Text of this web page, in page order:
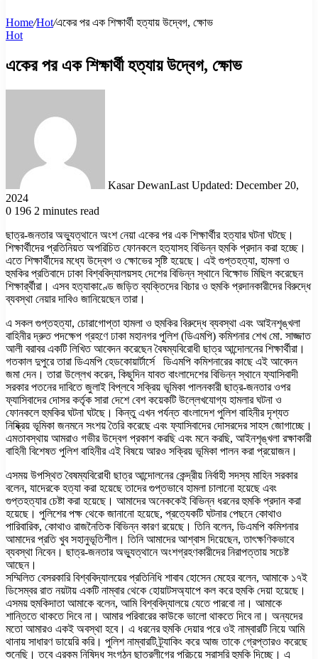
Home/Hot/একের পর এক শিক্ষার্থী হত্যায় উদ্বেগ, ক্ষোভ
Hot
একের পর এক শিক্ষার্থী হত্যায় উদ্বেগ, ক্ষোভ
Kasar DewanLast Updated: December 20,
2024
0 196 2 minutes read
ছাত্র-জনতার অভ্যুত্থানে অংশ নেয়া একের পর এক শিক্ষার্থীর হত্যার ঘটনা ঘটছে।
শিক্ষার্থীদের প্রতিনিয়ত অপরিচিত ফোনকলে হত্যাসহ বিভিন্ন হুমকি প্রদান করা হচ্ছে।
এতে শিক্ষার্থীদের মধ্যে উদ্বেগ ও ক্ষোভের সৃষ্টি হয়েছে। এই গুপ্তহত্যা, হামলা ও
হুমকির প্রতিবাদে ঢাকা বিশ্ববিদ্যালয়সহ দেশের বিভিন্ন স্থানে বিক্ষোভ মিছিল করেছেন
শিক্ষার্র্থীরা। এসব হত্যাকাণ্ডে জড়িত ব্যক্তিদের বিচার ও হুমকি প্রদানকারীদের বিরুদ্ধে
ব্যবস্থা নেয়ার দাবিও জানিয়েছেন তারা।
এ সকল গুপ্তহত্যা, চোরাগোপ্তা হামলা ও হুমকির বিরুদ্ধে ব্যবস্থা এবং আইনশৃঙ্খলা
বাহিনীর দ্রুত পদক্ষেপ গ্রহণে ঢাকা মহানগর পুলিশ (ডিএমপি) কমিশনার শেখ মো. সাজ্জাত
আলী বরাবর একটি লিখিত আবেদন করেছেন বৈষম্যবিরোধী ছাত্র আন্দোলনের শিক্ষার্থীরা।
গতকাল দুপুরে তারা ডিএমপি হেডকোয়ার্টার্সে ডিএমপি কমিশনারের কাছে এই আবেদন
জমা দেন। তারা উল্লেখ করেন, কিছুদিন যাবত বাংলাদেশের বিভিন্ন স্থানে ফ্যাসিবাদী
সরকার পতনের দাবিতে জুলাই বিপ্লবে সক্রিয় ভূমিকা পালনকারী ছাত্র-জনতার ওপর
ফ্যাসিবাদের দোসর কর্তৃক সারা দেশে বেশ কয়েকটি উল্লেখযোগ্য হামলার ঘটনা ও
ফোনকলে হুমকির ঘটনা ঘটছে। কিন্তু এখন পর্যন্ত বাংলাদেশ পুলিশ বাহিনীর দৃশ্যত
নিষ্ক্রিয় ভূমিকা জনমনে সংশয় তৈরি করেছে এবং ফ্যাসিবাদের দোসরদের সাহস জোগাচ্ছে।
এমতাবস্থায় আমরাও গভীর উদ্বেগ প্রকাশ করছি এবং মনে করছি, আইনশৃঙ্খলা রক্ষাকারী
বাহিনী বিশেষত পুলিশ বাহিনীর এই বিষয়ে আরও সক্রিয় ভূমিকা পালন করা প্রয়োজন।
এসময় উপস্থিত বৈষম্যবিরোধী ছাত্র আন্দোলনের কেন্দ্রীয় নির্বাহী সদস্য মাহিন সরকার
বলেন, যাদেরকে হত্যা করা হয়েছে তাদের গুপ্তভাবে হামলা চালানো হয়েছে এবং
গুপ্তহত্যার চেষ্টা করা হয়েছে। আমাদের অনেককেই বিভিন্ন ধরনের হুমকি প্রদান করা
হয়েছে। পুলিশের পক্ষ থেকে জানানো হয়েছে, প্রত্যেকটি ঘটনার পেছনে কোথাও
পারিবারিক, কোথাও রাজনৈতিক বিভিন্ন কারণ রয়েছে। তিনি বলেন, ডিএমপি কমিশনার
আমাদের প্রতি খুব সহানুভূতিশীল। তিনি আমাদের আশ্বাস দিয়েছেন, তাৎক্ষণিকভাবে
ব্যবস্থা নিবেন। ছাত্র-জনতার অভ্যুত্থানে অংশগ্রহণকারীদের নিরাপত্তায় সচেষ্ট
আছেন।
সম্মিলিত বেসরকারি বিশ্ববিদ্যালয়ের প্রতিনিধি শাবাব হোসেন মেহের বলেন, আমাকে ১৭ই
ডিসেম্বর রাত নয়টায় একটি নাম্বার থেকে হোয়াটসঅ্যাপে কল করে হুমকি দেয়া হয়েছে।
এসময় হুমকিদাতা আমাকে বলেন, আমি বিশ্ববিদ্যালয়ে যেতে পারবো না। আমাকে
শান্তিতে থাকতে দিবে না। আমার পরিবারের কাউকে ভালো থাকতে দিবে না। অন্যদের
মতো আমারও একই অবস্থা হবে। এ ধরনের হুমকি দেয়ার পরে ওই নাম্বারটি নিয়ে আমি
থানায় সাধারণ ডায়েরি করি। পুলিশ নাম্বারটি ট্র্যাকিং করে আজ তাকে গ্রেপ্তারও করেছে
শুনেছি। তবে এরকম নিষিদ্ধ সংগঠন ছাত্রলীগের পরিচয়ে সরাসরি হুমকি দিচ্ছে। এ